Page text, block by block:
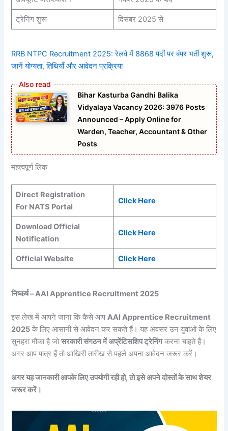
ट्रेनिंग शुरू दिसंबर 2025 से
RRB NTPC Recruitment 2025: रेलवे में 8868 पदों पर बंपर भर्ती शुरू,
जानें योग्यता, तिथियाँ और आवेदन प्रक्रिया
Bihar Kasturba Gandhi Balika
Vidyalaya Vacancy 2026: 3976 Posts
Announced – Apply Online for
Warden, Teacher, Accountant & Other
Posts
महत्वपूर्ण लिंक
Direct Registration
For NATS Portal
Click Here
Download Official
Notification
Click Here
Official Website Click Here
निष्कर्ष – AAI Apprentice Recruitment 2025
इस लेख में आपने जाना कि कैसे आप AAI Apprentice Recruitment
2025 के लिए आसानी से आवेदन कर सकते हैं। यह अवसर उन युवाओं के लिए
सुनहरा मौका है जोसरकारी संगठन में अप्रेंटिसशिप ट्रेनिंगकरना चाहते हैं।
अगर आप पात्र हैं तो आखिरी तारीख से पहले अपना आवेदन जरूर करें।
अगर यह जानकारी आपके लिए उपयोगी रही हो, तो इसे अपने दोस्तों के साथ शेयर
जरूर करें।